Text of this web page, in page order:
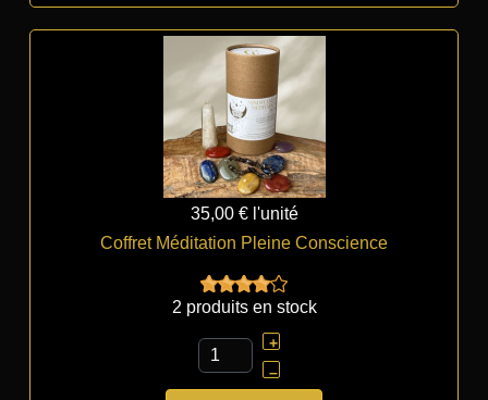
35,00 € l'unité
Coffret Méditation Pleine Conscience
2 produits en stock
+
–